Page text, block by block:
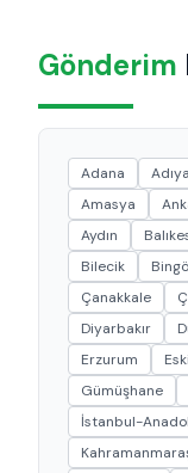
Gönderim
Adana
Amasya
Aydın
Bilecik
Çanakkale
Diyarbakır
Erzurum
Gümüşhane
İstanbul-